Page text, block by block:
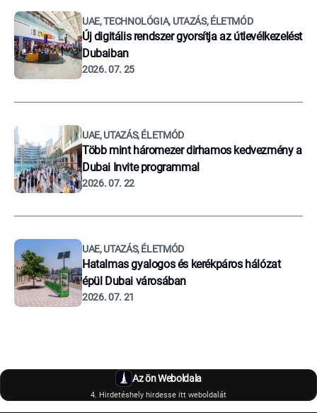
UAE, TECHNOLÓGIA, UTAZÁS, ÉLETMÓD
Új digitális rendszer gyorsítja az útlevélkezelést
Dubaiban
2026. 07. 25
UAE, UTAZÁS, ÉLETMÓD
Több mint háromezer dirhamos kedvezmény a
Dubai Invite programmal
2026. 07. 22
UAE, UTAZÁS, ÉLETMÓD
Hatalmas gyalogos és kerékpáros hálózat
épül Dubai városában
2026. 07. 21
Az ön Weboldala
4. Hirdetéshely hirdesse itt weboldalát